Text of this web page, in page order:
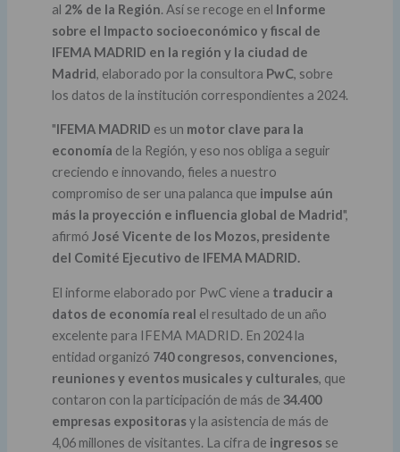
al 2% de la Región. Así se recoge en el Informe
sobre el Impacto socioeconómico y fiscal de
IFEMA MADRID en la región y la ciudad de
Madrid, elaborado por la consultora PwC, sobre
los datos de la institución correspondientes a 2024.
" IFEMA MADRID es un motor clave para la
economía de la Región, y eso nos obliga a seguir
creciendo e innovando, fieles a nuestro
compromiso de ser una palanca que impulse aún
más la proyección e influencia global de Madrid ",
afirmó José Vicente de los Mozos, presidente
del Comité Ejecutivo de IFEMA MADRID.
El informe elaborado por PwC viene a traducir a
datos de economía real el resultado de un año
excelente para IFEMA MADRID. En 2024 la
entidad organizó 740 congresos, convenciones,
reuniones y eventos musicales y culturales, que
contaron con la participación de más de 34.400
empresas expositorasy la asistencia de más de
4,06 millones de visitantes. La cifra de ingresos se